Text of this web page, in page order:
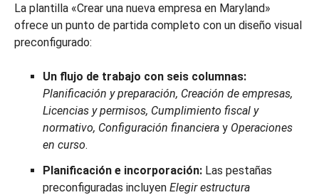
La plantilla «Crear una nueva empresa en Maryland»
ofrece un punto de partida completo con un diseño visual
preconfigurado:
Un flujo de trabajo con seis columnas:
Planificación y preparación, Creación de empresas,
Licencias y permisos, Cumplimiento fiscal y
normativo, Configuración financiera y Operaciones
en curso.
Planificación e incorporación: Las pestañas
preconfiguradas incluyen Elegir estructura